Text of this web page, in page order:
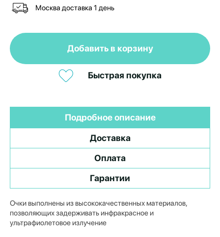
Москва доставка 1 день
Добавить в корзину
Быстрая покупка
Подробное описание
Доставка
Оплата
Гарантии
Очки выполнены из высококачественных материалов,
позволяющих задерживать инфракрасное и
ультрафиолетовое излучение